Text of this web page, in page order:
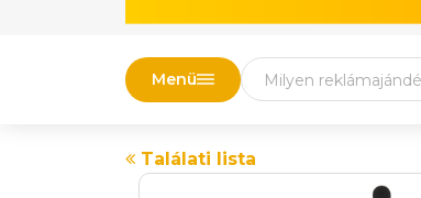
Menü
Találati lista